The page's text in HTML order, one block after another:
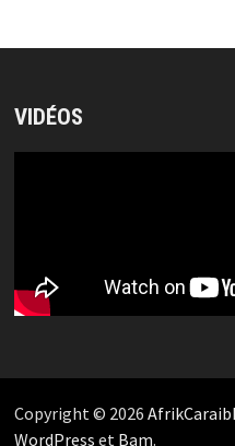
VIDÉOS
Copyright © 2026
WordPress et Bam.